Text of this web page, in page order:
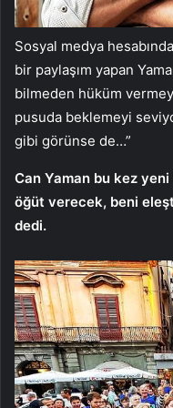
Sosyal medya
bir paylaşım yapan
bilmeden hüküm
pusuda beklemeyi
gibi görünse de…”
Can Yaman bu kez
öğüt verecek, beni
dedi.